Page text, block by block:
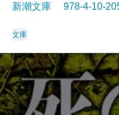
新潮文庫 978-4-10-
文庫